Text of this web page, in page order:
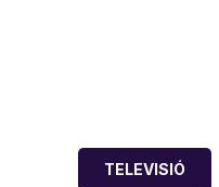
TELEVISIÓ